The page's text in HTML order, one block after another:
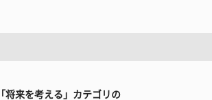
「将来を考える」カテゴリの